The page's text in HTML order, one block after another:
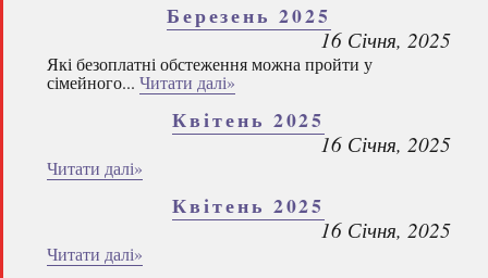
Березень 2025
16 Січня, 2025
Які безоплатні обстеження можна пройти у
сімейного... Читати далі»
Квітень 2025
16 Січня, 2025
Читати далі»
Квітень 2025
16 Січня, 2025
Читати далі»